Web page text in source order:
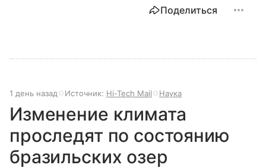
Поделиться
1 день назад Источник: Hi-Tech Mail Наука
Изменение климата
проследят по состоянию
бразильских озер